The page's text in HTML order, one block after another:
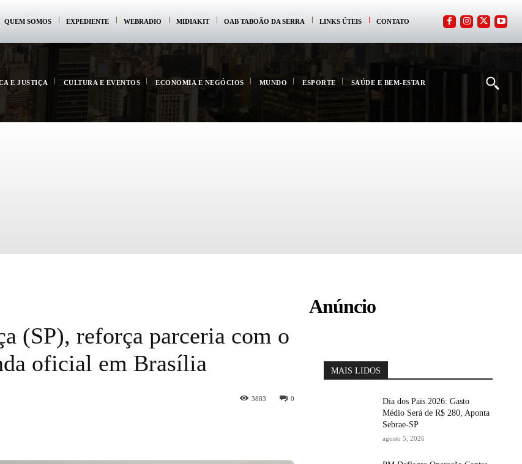
QUEM SOMOS EXPEDIENTE WEBRADIO MIDIAKIT OAB TABOÃO DA SERRA LINKS ÚTEIS CONTATO
E JUSTIÇA CULTURA E EVENTOS ECONOMIA E NEGÓCIOS MUNDO ESPORTE SAÚDE E BEM-ESTAR
(SP), reforça parceria com o
oficial em Brasília
0
3883
Anúncio
MAIS LIDOS
Dia dos Pais 2026: Gasto
Médio Será de R$ 280, Aponta
Sebrae-SP
agosto 5, 2026